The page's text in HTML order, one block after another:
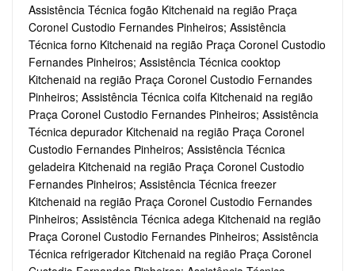
Assistência Técnica fogão Kitchenaid na região Praça
Coronel Custodio Fernandes Pinheiros; Assistência
Técnica forno Kitchenaid na região Praça Coronel Custodio
Fernandes Pinheiros; Assistência Técnica cooktop
Kitchenaid na região Praça Coronel Custodio Fernandes
Pinheiros; Assistência Técnica coifa Kitchenaid na região
Praça Coronel Custodio Fernandes Pinheiros; Assistência
Técnica depurador Kitchenaid na região Praça Coronel
Custodio Fernandes Pinheiros; Assistência Técnica
geladeira Kitchenaid na região Praça Coronel Custodio
Fernandes Pinheiros; Assistência Técnica freezer
Kitchenaid na região Praça Coronel Custodio Fernandes
Pinheiros; Assistência Técnica adega Kitchenaid na região
Praça Coronel Custodio Fernandes Pinheiros; Assistência
Técnica refrigerador Kitchenaid na região Praça Coronel